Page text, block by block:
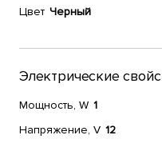
Цвет Черный
Электрические
Мощность, W 1
Напряжение, V 12